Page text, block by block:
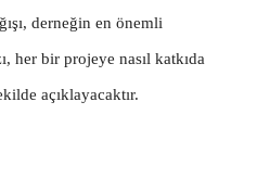
derneğin en önemli
her bir projeye nasıl katkıda
açıklayacaktır.